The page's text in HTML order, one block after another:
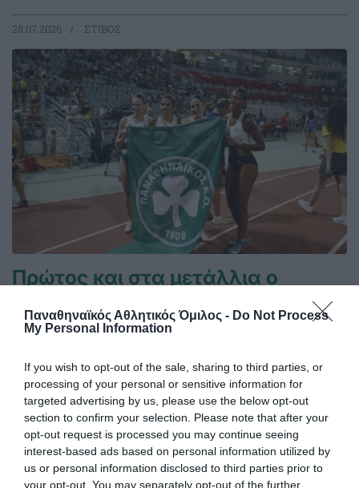
Παναθηναϊκός Αθλητικός Όμιλος - Do Not Process
My Personal Information
If you wish to opt-out of the sale, sharing to third parties, or
processing of your personal or sensitive information for
targeted advertising by us, please use the below opt-out
section to confirm your selection. Please note that after your
opt-out request is processed you may continue seeing
interest-based ads based on personal information utilized by
us or personal information disclosed to third parties prior to
your opt-out. You may separately opt-out of the further
28.07.2026 ΣΤΙΒΟΣ
Πρώτος και στα μετάλλια ο
Ο πρωταθλητής Ελλάδας στους άνδρες και δευτεραθλητής
Ελλάδας στις γυναίκες Παναθηναϊκός είναι ο πολυνίκης
με τα κερδισμένα μετάλλια!
27.07.2026 ΣΤΙΒΟΣ